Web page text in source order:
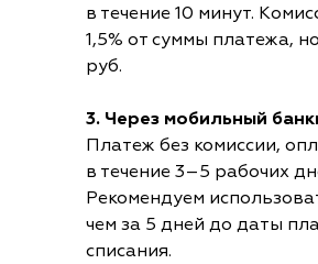
в течение 10 минут.
1,5% от суммы платежа,
руб.
3. Через мобильный
Платеж без комиссии,
в течение 3–5 рабочих
Рекомендуем
чем за 5 дней до даты
списания.